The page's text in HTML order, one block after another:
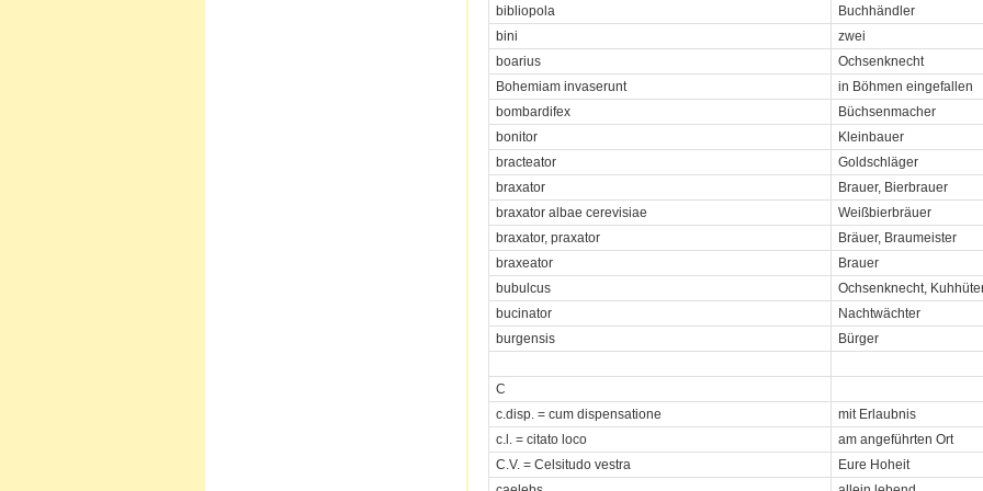
bibliopola
Buchhändler
bini
zwei
boarius
Ochsenknecht
Bohemiam invaserunt
in Böhmen eingefallen
bombardifex
Büchsenmacher
bonitor
Kleinbauer
bracteator
Goldschläger
braxator
Brauer, Bierbrauer
braxator albae cerevisiae
Weißbierbräuer
braxator, praxator
Bräuer, Braumeister
braxeator
Brauer
bubulcus
Ochsenknecht,
bucinator
Nachtwächter
burgensis
Bürger
C
c.disp. = cum dispensatione
mit Erlaubnis
c.l. = citato loco
am angeführten Ort
C.V. = Celsitudo vestra
Eure Hoheit